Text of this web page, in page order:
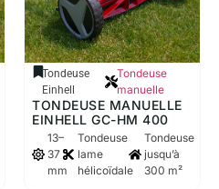
Tondeuse
Einhell
Tondeuse
manuelle
TONDEUSE MANUELLE
EINHELL GC-HM 400
13–
37
mm
Tondeuse
lame
hélicoïdale
Tondeuse
jusqu’à
300 m²